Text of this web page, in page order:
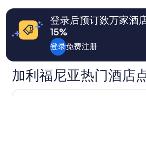
应
可
会
动。
税
他
费
用
登录后预订数万家酒
15%
登录免费注册
加利福尼亚热门酒店
洛伊斯好莱坞酒店